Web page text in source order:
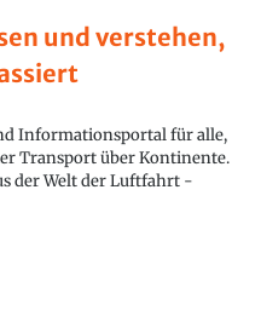
und verstehen,
Informationsportal für alle,
Transport über Kontinente.
der Welt der Luftfahrt -